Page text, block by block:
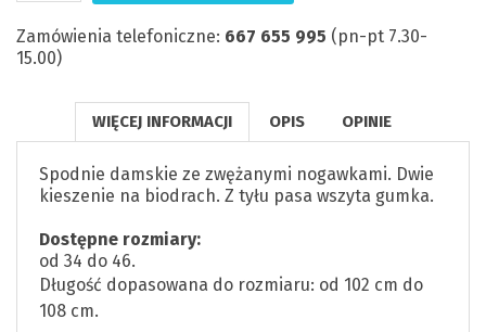
Zamówienia telefoniczne: 667 655 995 (pn-pt 7.30-
15.00)
WIĘCEJ INFORMACJI OPIS OPINIE
Spodnie damskie ze zwężanymi nogawkami. Dwie
kieszenie na biodrach. Z tyłu pasa wszyta gumka.
Dostępne rozmiary:
od 34 do 46.
Długość dopasowana do rozmiaru: od 102 cm do
108 cm.